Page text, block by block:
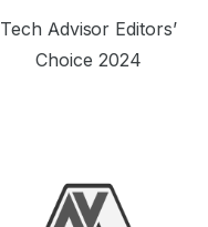
Tech Advisor Editors’
Choice 2024